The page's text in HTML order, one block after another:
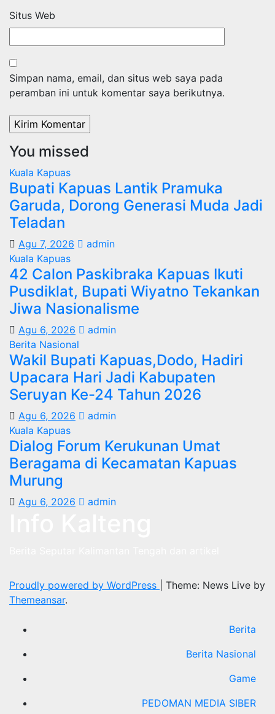
Situs Web
Simpan nama, email, dan situs web saya pada
peramban ini untuk komentar saya berikutnya.
You missed
Kuala Kapuas
Bupati Kapuas Lantik Pramuka
Garuda, Dorong Generasi Muda Jadi
Teladan
Agu 7, 2026
admin
Kuala Kapuas
42 Calon Paskibraka Kapuas Ikuti
Pusdiklat, Bupati Wiyatno Tekankan
Jiwa Nasionalisme
Agu 6, 2026
admin
Berita Nasional
Wakil Bupati Kapuas,Dodo, Hadiri
Upacara Hari Jadi Kabupaten
Seruyan Ke-24 Tahun 2026
Agu 6, 2026
admin
Kuala Kapuas
Dialog Forum Kerukunan Umat
Beragama di Kecamatan Kapuas
Murung
Agu 6, 2026 admin
Proudly powered by WordPress
Theme: News Live by
Themeansar.
Berita
Berita Nasional
Game
PEDOMAN MEDIA SIBER